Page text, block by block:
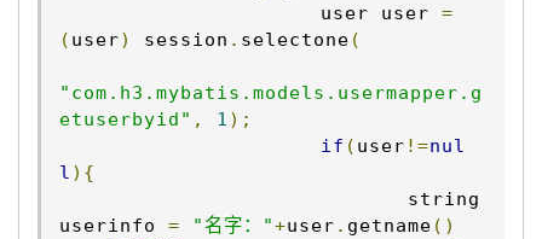
			user user
=
( user) session . selectone (
"com.h3.mybatis.models.usermapper.g
etuserbyid" , 1 );
if ( user !=nul
l ){
userinfo = "名字："+user . getname ()